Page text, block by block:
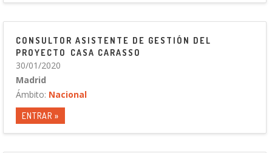
CONSULTOR ASISTENTE DE GESTIÓN DEL
PROYECTO CASA CARASSO
30/01/2020
Madrid
Ámbito: Nacional
ENTRAR »